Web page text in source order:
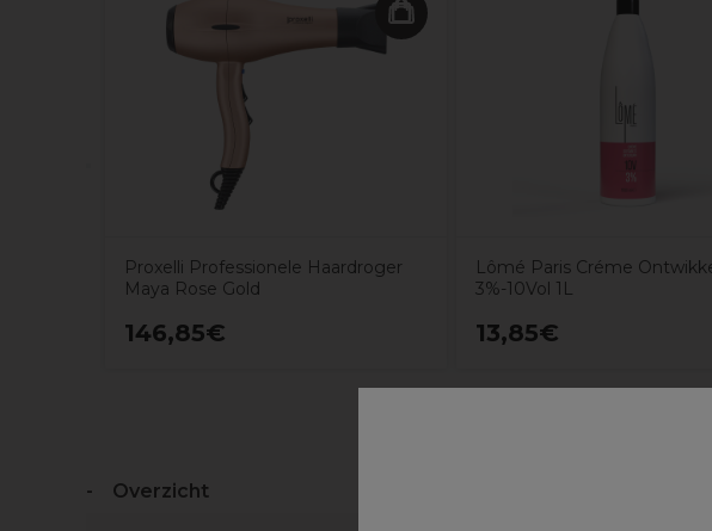
Proxelli Professionele Haardroger
Maya Rose Gold
146,85€
Lômé Paris Créme
3%-10Vol 1L
13,85€
Overzicht